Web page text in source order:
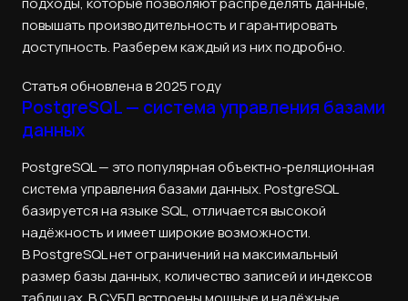
повышать производительность и гарантировать
доступность. Разберем каждый из них подробно.
Статья обновлена в 2025 году
PostgreSQL — система управления базами
данных
PostgreSQL — это популярная объектно-реляционная
система управления базами данных. PostgreSQL
базируется на языке SQL, отличается высокой
надёжность и имеет широкие возможности.
В PostgreSQL нет ограничений на максимальный
размер базы данных, количество записей и индексов